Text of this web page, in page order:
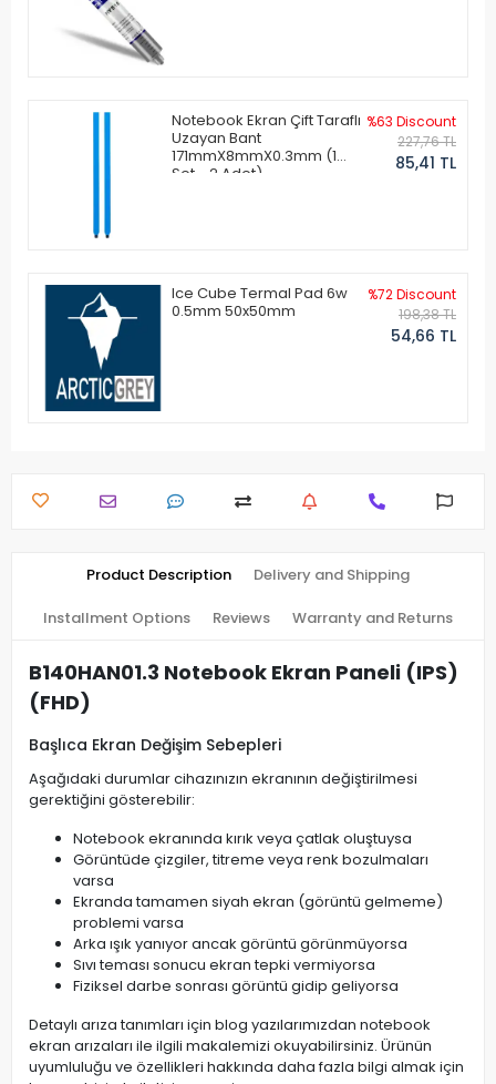
Notebook Ekran Çift Taraflı
Uzayan Bant
171mmX8mmX0.3mm (1
Set - 2 Adet)
%63 Discount
227,76 TL
85,41 TL
Ice Cube Termal Pad 6w
0.5mm 50x50mm
%72 Discount
198,38 TL
54,66 TL
Product Description Delivery and Shipping
Installment Options Reviews Warranty and Returns
B140HAN01.3 Notebook Ekran Paneli (IPS)
(FHD)
Başlıca Ekran Değişim Sebepleri
Aşağıdaki durumlar cihazınızın ekranının değiştirilmesi
gerektiğini gösterebilir:
Notebook ekranında kırık veya çatlak oluştuysa
Görüntüde çizgiler, titreme veya renk bozulmaları
varsa
Ekranda tamamen siyah ekran (görüntü gelmeme)
problemi varsa
Arka ışık yanıyor ancak görüntü görünmüyorsa
Sıvı teması sonucu ekran tepki vermiyorsa
Fiziksel darbe sonrası görüntü gidip geliyorsa
Detaylı arıza tanımları için blog yazılarımızdan notebook
ekran arızaları ile ilgili makalemizi okuyabilirsiniz. Ürünün
uyumluluğu ve özellikleri hakkında daha fazla bilgi almak için